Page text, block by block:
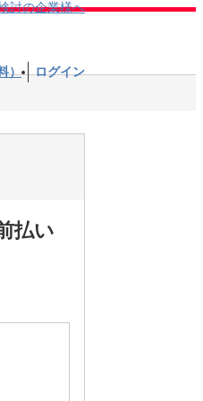
討の企業様へ
） ログイン
払い